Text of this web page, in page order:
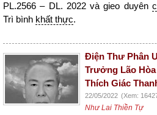
PL.2566 – DL. 2022 và gieo duyên
Trì bình khất thực.
Điện Thư Phân
Trưởng Lão
Thích Giác
22/05/2022 (Xem:
Như Lai Thiền Tự